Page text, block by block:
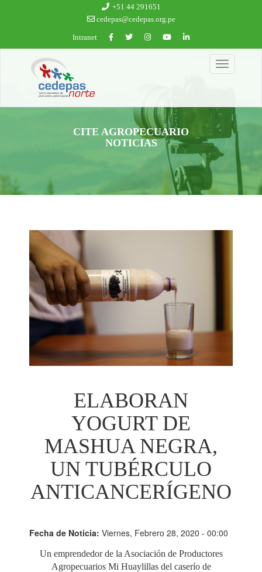
+51 44 291651
cedepas@cedepas.org.pe
Intranet
Toggle
navigation
CITE AGROPECUARIO
NOTICIAS
ELABORAN
YOGURT DE
MASHUA NEGRA,
UN TUBÉRCULO
ANTICANCERÍGENO
Fecha de Noticia: Viernes, Febrero 28, 2020 - 00:00
Un emprendedor de la Asociación de Productores
Agropecuarios Mi Huaylillas del caserío de